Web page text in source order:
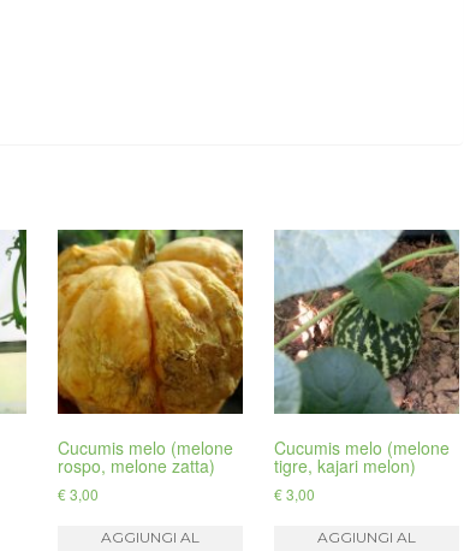
Cucumis melo (melone
rospo, melone zatta)
€3,00
AGGIUNGI AL
Cucumis melo (melone
tigre, kajari melon)
€3,00
AGGIUNGI AL